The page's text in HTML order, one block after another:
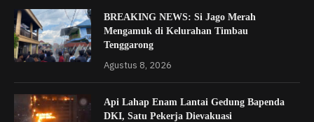
BREAKING NEWS: Si Jago Merah
Mengamuk di Kelurahan Timbau
Tenggarong
Agustus 8, 2026
Api Lahap Enam Lantai Gedung Bapenda
DKI, Satu Pekerja Dievakuasi